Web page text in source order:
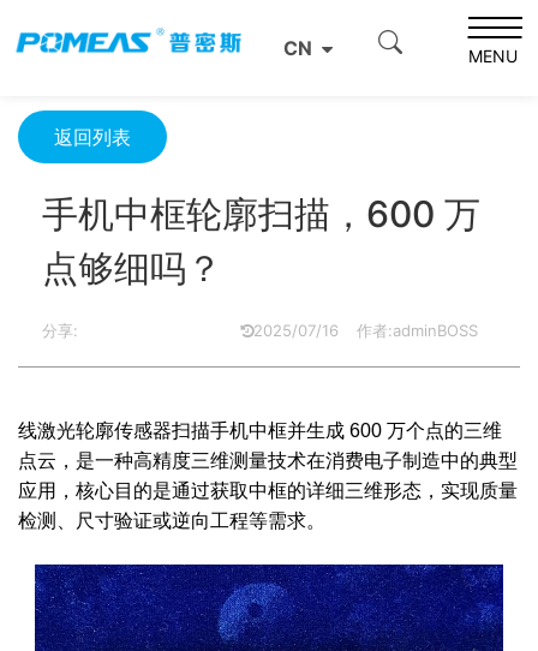
CN MENU
手机中框轮廓扫描，600 万点够细吗？
返回列表
手机中框轮廓扫描，600 万
点够细吗？
分享: 2025/07/16 作者:adminBOSS
线激光轮廓传感器扫描手机中框并生成 600 万个点的三维
点云，是一种高精度三维测量技术在消费电子制造中的典型
应用，核心目的是通过获取中框的详细三维形态，实现质量
检测、尺寸验证或逆向工程等需求。